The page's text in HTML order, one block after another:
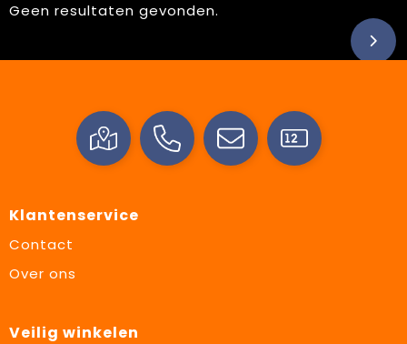
Geen resultaten gevonden.
Klantenservice
Contact
Over ons
Veilig winkelen